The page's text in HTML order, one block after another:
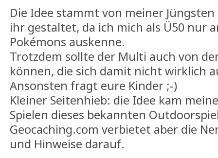
Die Idee stammt von meiner
ihr gestaltet, da ich mich als Ü50 nur
Pokémons auskenne.
Trotzdem sollte der Multi auch von
können, die sich damit nicht wirklich
Ansonsten fragt eure Kinder ;-)
Kleiner Seitenhieb: die Idee kam
Spielen dieses bekannten
Geocaching.com verbietet aber die
und Hinweise darauf.